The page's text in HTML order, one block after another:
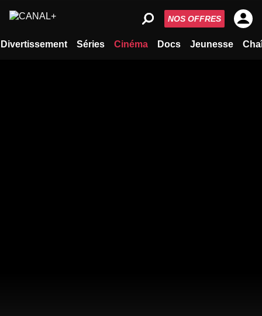
Divertissement Séries Cinéma Docs Jeunesse
NOS OFFRES